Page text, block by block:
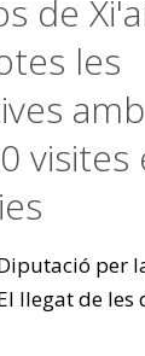
de
les
visites
per
llegat de les